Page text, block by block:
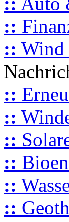
::
:: Wind
::
::
::
::
::
::